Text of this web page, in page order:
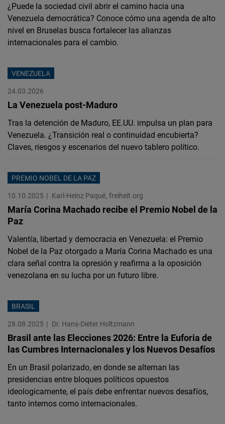
¿Puede la sociedad civil abrir el camino hacia una
Venezuela democrática? Conoce cómo una agenda de alto
nivel en Bruselas busca fortalecer las alianzas
internacionales para el cambio.
VENEZUELA
24.03.2026
La Venezuela post-Maduro
Tras la detención de Maduro, EE.UU. impulsa un plan para
Venezuela. ¿Transición real o continuidad encubierta?
Claves, riesgos y escenarios del nuevo tablero político.
PREMIO NOBEL DE LA PAZ
10.10.2025
Karl-Heinz Paqué freiheit.org
María Corina Machado recibe el Premio Nobel de la
Paz
Valentía, libertad y democracia en Venezuela: el Premio
Nobel de la Paz otorgado a María Corina Machado es una
clara señal contra la opresión y reafirma a la oposición
venezolana en su lucha por un futuro libre.
BRASIL
28.08.2025
Dr. Hans-Dieter Holtzmann
Brasil ante las Elecciones 2026: Entre la Euforia de
las Cumbres Internacionales y los Nuevos Desafíos
En un Brasil polarizado, en donde se alternan las
presidencias entre bloques políticos opuestos
ideologicamente, el país debe enfrentar nuevos desafíos,
tanto internos como internacionales.